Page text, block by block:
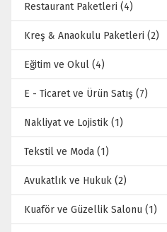
Restaurant Paketleri (4)
Kreş & Anaokulu Paketleri (2)
Eğitim ve Okul (4)
E - Ticaret ve Ürün Satış (7)
Nakliyat ve Lojistik (1)
Tekstil ve Moda (1)
Avukatlık ve Hukuk (2)
Kuaför ve Güzellik Salonu (1)